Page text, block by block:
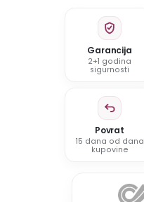
Garancija
2+1 godina
sigurnosti
Povrat
15 dana od dana
kupovine